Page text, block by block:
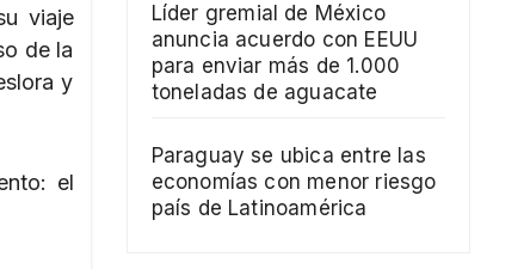
viaje
de la
y
el
Líder gremial de México
anuncia acuerdo con EEUU
para enviar más de 1.000
toneladas de aguacate
Paraguay se ubica entre las
economías con menor riesgo
país de Latinoamérica